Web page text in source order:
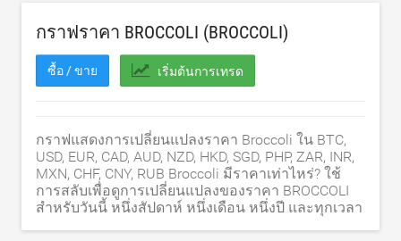
กราฟราคา BROCCOLI (BROCCOLI)
ซื้อ / ขาย เริ่มต้นการเทรด
กราฟแสดงการเปลี่ยนแปลงราคา Broccoli ใน BTC,
USD, EUR, CAD, AUD, NZD, HKD, SGD, PHP, ZAR, INR,
MXN, CHF, CNY, RUB Broccoli มีราคาเท่าไหร่? ใช้
การสลับเพื่อดูการเปลี่ยนแปลงของราคา BROCCOLI
สำหรับวันนี้ หนึ่งสัปดาห์ หนึ่งเดือน หนึ่งปี และทุกเวลา